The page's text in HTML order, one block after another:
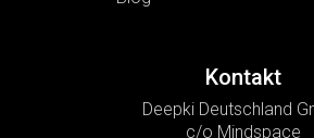
Kontakt
Deepki Deutschland
c/o Mindspace